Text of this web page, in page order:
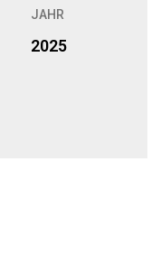
JAHR
2025